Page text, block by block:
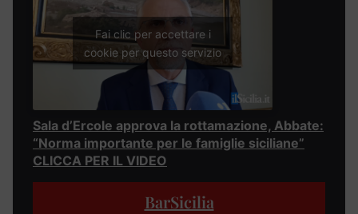
Fai clic per accettare i
cookie per questo servizio
Sala d’Ercole approva la rottamazione, Abbate:
“Norma importante per le famiglie siciliane”
CLICCA PER IL VIDEO
BarSicilia